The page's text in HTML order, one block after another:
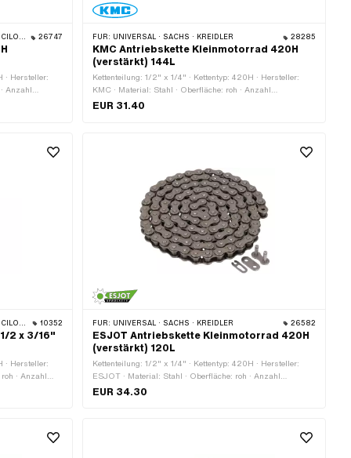
· BYE BIKE 26747
· Hersteller:
Anzahl
FÜR: UNIVERSAL · SACHS · KREIDLER 28285
KMC Antriebskette Kleinmotorrad 420H
(verstärkt) 144L
Kettenteilung: 1/2" x 1/4" · Kettentyp: 420H · Hersteller:
KMC · Material: Stahl · Oberfläche: roh · Anzahl
Kettenglieder: 144 Stk. · Abrollumfang: 1829 mm ·
EUR 31.40
· BYE BIKE 10352
2 x 3/16"
· Hersteller:
· Anzahl
Glied ·
FÜR: UNIVERSAL · SACHS · KREIDLER 26582
ESJOT Antriebskette Kleinmotorrad 420H
(verstärkt) 120L
Kettenteilung: 1/2" x 1/4" · Kettentyp: 420H · Hersteller:
ESJOT · Material: Stahl · Oberfläche: roh · Anzahl
Kettenglieder: 120 Stk. · Abrollumfang: 1524 mm ·
EUR 34.30